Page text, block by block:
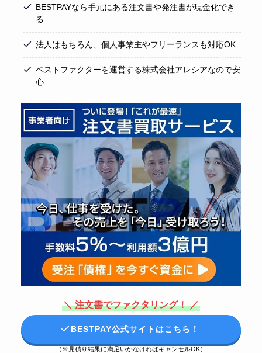
BESTPAYなら手元にある注文書や発注書が現金化でき
る
法人はもちろん、個人事業主やフリーランスも対応OK
ベストファクターを運営する株式会社アレシアなので安
心
＼ 注文書でファクタリング！ ／
BESTPAY公式サイトはこちら！
（※見積り結果に満足いかなければキャンセルOK）